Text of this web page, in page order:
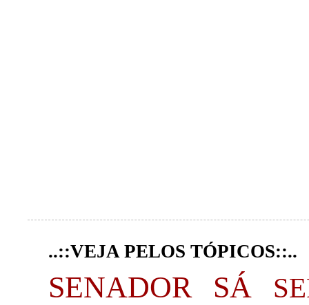
..::VEJA PELOS TÓPICOS::..
SENADOR SÁ